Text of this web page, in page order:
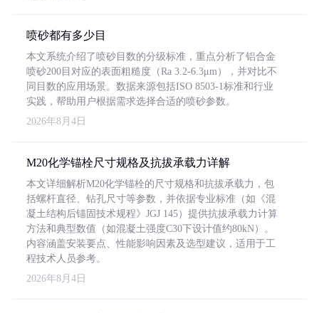
喷砂都有多少目
本文系统介绍了喷砂目数的分级标准，重点分析了铝合金
喷砂200目对应的表面粗糙度（Ra 3.2-6.3μm），并对比不
同目数的应用场景。数据来源包括ISO 8503-1标准和行业
实践，帮助用户根据需求选择合适的喷砂参数。
2026年8月4日
M20化学锚栓尺寸规格及抗拔承载力详解
本文详细解析M20化学锚栓的尺寸规格和抗拔承载力，包
括螺杆直径、钻孔尺寸等参数，并依据专业标准（如《混
凝土结构后锚固技术规程》JGJ 145）提供抗拔承载力计算
方法和典型数值（如混凝土强度C30下设计值约80kN）。
内容涵盖安装要点、性能影响因素及选型建议，适用于工
程技术人员参考。
2026年8月4日